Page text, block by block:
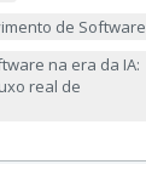
de Software
na era da IA:
real de